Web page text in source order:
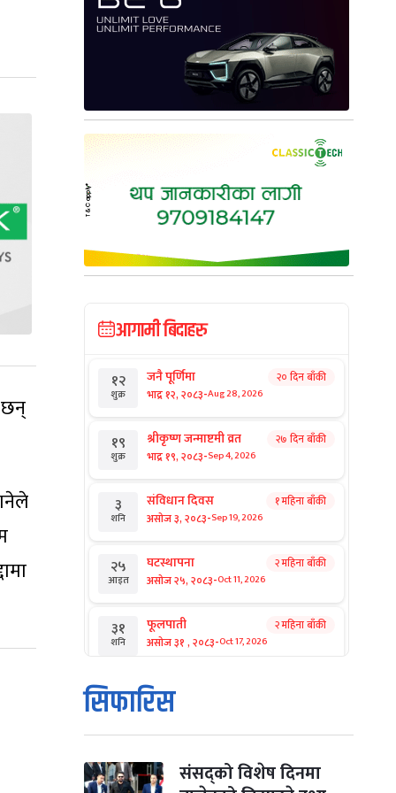
आगामी बिदाहरु
१२
शुक्र
जनै पूर्णिमा
भाद्र १२, २०८३-Aug 28, 2026
२० दिन बाँकी
१९
शुक्र
श्रीकृष्ण जन्माष्टमी व्रत
भाद्र १९, २०८३-Sep 4, 2026
२७ दिन बाँकी
३
शनि
संविधान दिवस
असोज ३, २०८३-Sep 19, 2026
१ महिना बाँकी
२५
आइत
घटस्थापना
असोज २५, २०८३-Oct 11, 2026
२ महिना बाँकी
३१
शनि
फूलपाती
असोज ३१ , २०८३-Oct 17, 2026
२ महिना बाँकी
१
आइत
कार्तिक सङ्क्रान्ति
कार्तिक १, २०८३
मंगल कार्तिक ३, २०८३-Oct 20, 2026
सिफारिस
संसद्को विशेष दिनमा